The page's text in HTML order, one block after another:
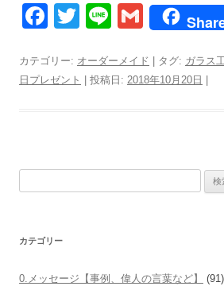
F
c
e
o
k
T
tt
er
Li
e
G
ail
カテゴリー: オーダーメイド | タグ: ガラス
日プレゼント | 投稿日: 2018年10月20日 |
索:
カテゴリー
0.メッセージ【事例、偉人の言葉など】
(91)